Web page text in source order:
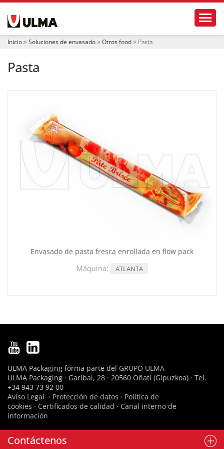
e Inicio Soluciones de envasado Otros food Pasta
Pasta
Envasado de pasta fresca enrollada en flow pack
Máquina:
ATLANTA
Contáctenos
ULMA Packaging forma parte del GRUPO ULMA
ULMA Packaging · Garibai, 28 · 20560 Oñati (Gipuzkoa) · Tel.
+34 943 73 92 00
Aviso Legal · Protección de datos · Política de
cookies · Certificados de calidad · Canal interno de
información